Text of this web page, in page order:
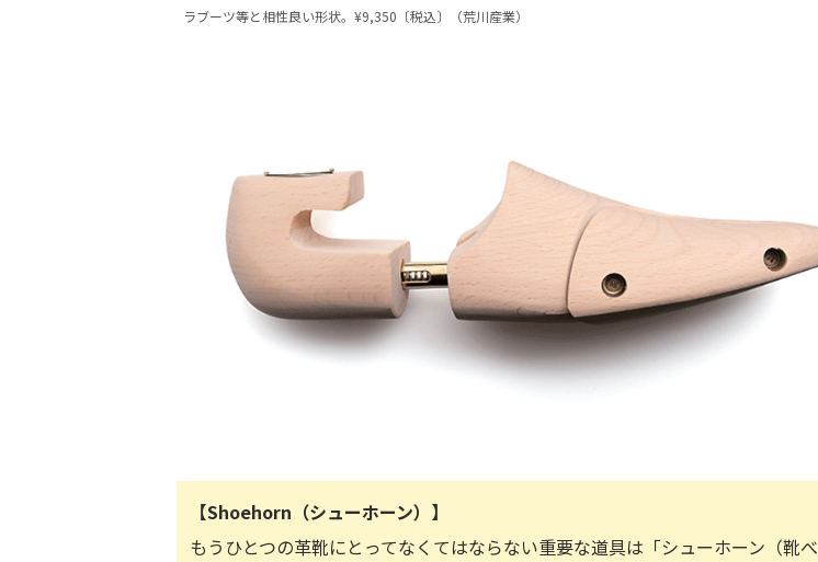
ラブーツ等と相性良い形状。¥9,350〔税込〕（荒川産業）
【Shoehorn（シューホーン）】
もうひとつの革靴にとってなくてはならない重要な道具は「シューホーン（靴べ